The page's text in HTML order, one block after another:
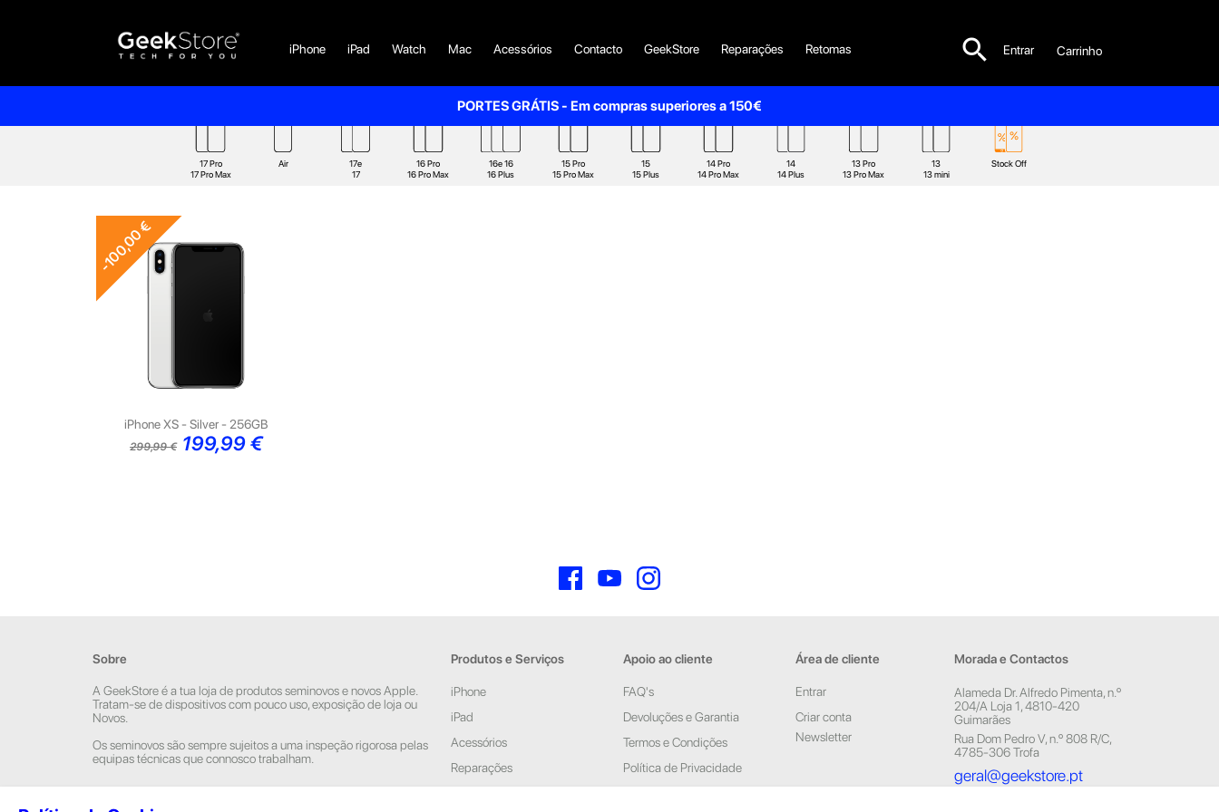
iPhone iPad Watch Mac Acessórios Contacto GeekStore Reparações Retomas  Entrar Carrinho
PORTES GRÁTIS - Em compras superiores a 150€
17 Pro
17 Pro Max
Air
17e
17
16 Pro
16 Pro Max
16e 16
16 Plus
15 Pro
15 Pro Max
15
15 Plus
14 Pro
14 Pro Max
14
14 Plus
13 Pro
13 Pro Max
13
13 mini
Stock Off
-100,00 €
iPhone XS - Silver - 256GB
Preço
299,99 € Preço
199,99 €
FacebookYouTube
Sobre
A GeekStore é a tua loja de produtos seminovos e novos Apple.
Tratam-se de dispositivos com pouco uso, exposição de loja ou
Novos.
Os seminovos são sempre sujeitos a uma inspeção rigorosa pelas
equipas técnicas que connosco trabalham.
Produtos e Serviços
iPhone
iPad
Acessórios
Reparações
Apoio ao cliente
FAQ's
Devoluções e Garantia
Termos e Condições
Política de Privacidade
Área de cliente
Entrar
Criar conta
Newsletter
Morada e Contactos
Alameda Dr. Alfredo Pimenta, n.º
204/A Loja 1, 4810-420
Guimarães
Rua Dom Pedro V, n.º 808 R/C,
4785-306 Trofa
geral@geekstore.pt